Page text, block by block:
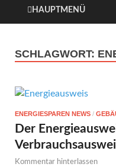
HAUPTMENÜ
SCHLAGWORT:
ENERGIESPAREN NEWS /
Der
Kommentar hinterlassen